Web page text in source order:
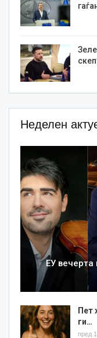
Неделен
ЕУ вечерта
Пет
ги…
пред